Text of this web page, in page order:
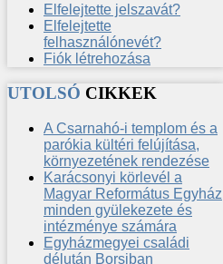
Elfelejtette jelszavát?
Elfelejtette
felhasználónevét?
Fiók létrehozása
UTOLSÓ CIKKEK
A Csarnahó-i templom és a
parókia kültéri felújítása,
környezetének rendezése
Karácsonyi körlevél a
Magyar Református Egyház
minden gyülekezete és
intézménye számára
Egyházmegyei családi
délután Borsiban